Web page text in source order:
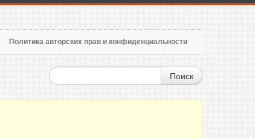
Политика авторских прав и конфиденциальности
Поиск